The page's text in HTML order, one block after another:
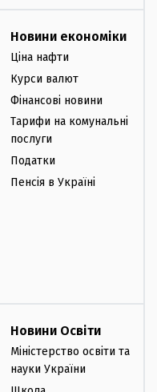
Новини економіки
Ціна нафти
Курси валют
Фінансові новини
Тарифи на комунальні
послуги
Податки
Пенсія в Україні
Новини Освіти
Міністерство освіти та
науки України